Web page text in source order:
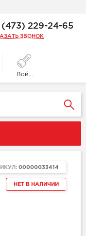
(473) 229-24-65
ЗВОНОК
Войти
НЕТ В НАЛИЧИИ
00000033414